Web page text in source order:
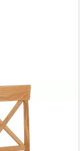
2er, 4er oder 6er-